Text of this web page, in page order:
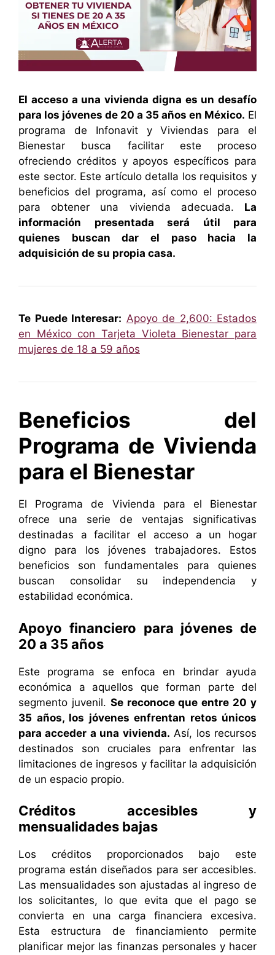
El acceso a una vivienda digna es un desafío
para los jóvenes de 20 a 35 años en México. El
programa de Infonavit y Viviendas para el
Bienestar busca facilitar este proceso
ofreciendo créditos y apoyos específicos para
este sector. Este artículo detalla los requisitos y
beneficios del programa, así como el proceso
para obtener una vivienda adecuada. La
información presentada será útil para
quienes buscan dar el paso hacia la
adquisición de su propia casa.
Te Puede Interesar: Apoyo de 2,600: Estados
en México con Tarjeta Violeta Bienestar para
mujeres de 18 a 59 años
Beneficios del
Programa de Vivienda
para el Bienestar
El Programa de Vivienda para el Bienestar
ofrece una serie de ventajas significativas
destinadas a facilitar el acceso a un hogar
digno para los jóvenes trabajadores. Estos
beneficios son fundamentales para quienes
buscan consolidar su independencia y
estabilidad económica.
Apoyo financiero para jóvenes de
20 a 35 años
Este programa se enfoca en brindar ayuda
económica a aquellos que forman parte del
segmento juvenil. Se reconoce que entre 20 y
35 años, los jóvenes enfrentan retos únicos
para acceder a una vivienda. Así, los recursos
destinados son cruciales para enfrentar las
limitaciones de ingresos y facilitar la adquisición
de un espacio propio.
Créditos accesibles y
mensualidades bajas
Los créditos proporcionados bajo este
programa están diseñados para ser accesibles.
Las mensualidades son ajustadas al ingreso de
los solicitantes, lo que evita que el pago se
convierta en una carga financiera excesiva.
Esta estructura de financiamiento permite
planificar mejor las finanzas personales y hacer